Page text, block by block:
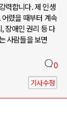
력합니다. 제 인생
렸을 때부터 계속
장애인 권리 등 다
사람들을 보면
0
기사수정